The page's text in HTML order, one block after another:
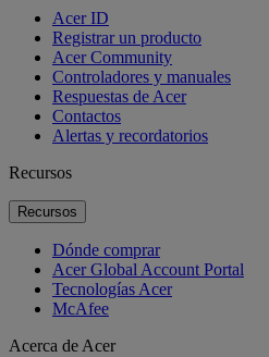
Acer ID
Registrar un producto
Acer Community
Controladores y manuales
Respuestas de Acer
Contactos
Alertas y recordatorios
Recursos
Recursos
Dónde comprar
Acer Global Account Portal
Tecnologías Acer
McAfee
Acerca de Acer